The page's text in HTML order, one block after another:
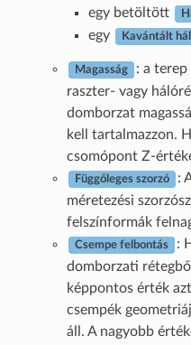
egy betöltött
egy
Kavántált
Magasság
: a terep
raszter- vagy
domborzat
kell tartalmazzon.
csomópont Z-
Függőleges szorzó
:
méretezési
felszínformák
Csempe felbontás
:
domborzati
képpontos érték
csempék
áll. A nagyobb